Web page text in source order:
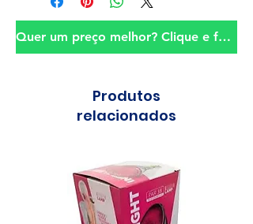
Quer um preço melhor? Clique e fale conosco!
Produtos
relacionados